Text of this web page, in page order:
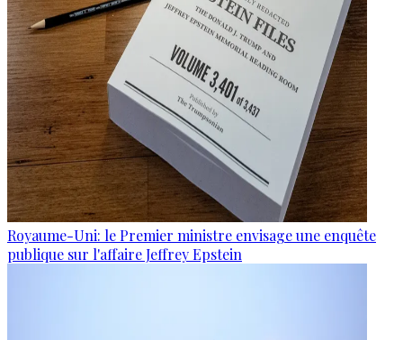
Royaume-Uni: le Premier ministre envisage une enquête
publique sur l'affaire Jeffrey Epstein